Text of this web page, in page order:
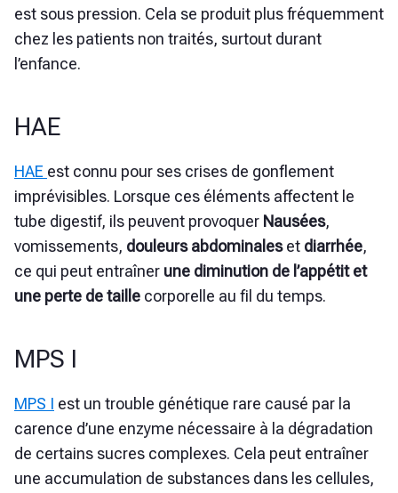
est sous pression. Cela se produit plus fréquemment
chez les patients non traités, surtout durant
l’enfance.
HAE
HAE est connu pour ses crises de gonflement
imprévisibles. Lorsque ces éléments affectent le
tube digestif, ils peuvent provoquer Nausées,
vomissements, douleurs abdominaleset diarrhée,
ce qui peut entraîner une diminution de l’appétit et
une perte de taille corporelle au fil du temps.
MPS I
MPS I est un trouble génétique rare causé par la
carence d’une enzyme nécessaire à la dégradation
de certains sucres complexes. Cela peut entraîner
une accumulation de substances dans les cellules,